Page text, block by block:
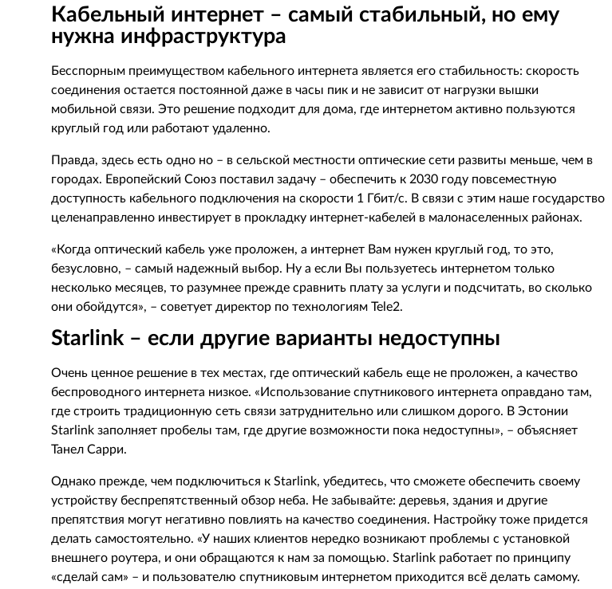
Кабельный интернет – самый стабильный, но ему
нужна инфраструктура
Бесспорным преимуществом кабельного интернета является его стабильность: скорость
соединения остается постоянной даже в часы пик и не зависит от нагрузки вышки
мобильной связи. Это решение подходит для дома, где интернетом активно пользуются
круглый год или работают удаленно.
Правда, здесь есть одно но – в сельской местности оптические сети развиты меньше, чем в
городах. Европейский Союз поставил задачу – обеспечить к 2030 году повсеместную
доступность кабельного подключения на скорости 1 Гбит/с. В связи с этим наше государство
целенаправленно инвестирует в прокладку интернет-кабелей в малонаселенных районах.
«Когда оптический кабель уже проложен, а интернет Вам нужен круглый год, то это,
безусловно, – самый надежный выбор. Ну а если Вы пользуетесь интернетом только
несколько месяцев, то разумнее прежде сравнить плату за услуги и подсчитать, во сколько
они обойдутся», – советует директор по технологиям Tele2.
Starlink – если другие варианты недоступны
Очень ценное решение в тех местах, где оптический кабель еще не проложен, а качество
беспроводного интернета низкое. «Использование спутникового интернета оправдано там,
где строить традиционную сеть связи затруднительно или слишком дорого. В Эстонии
Starlink заполняет пробелы там, где другие возможности пока недоступны», – объясняет
Танел Сарри.
Однако прежде, чем подключиться к Starlink, убедитесь, что сможете обеспечить своему
устройству беспрепятственный обзор неба. Не забывайте: деревья, здания и другие
препятствия могут негативно повлиять на качество соединения. Настройку тоже придется
делать самостоятельно. «У наших клиентов нередко возникают проблемы с установкой
внешнего роутера, и они обращаются к нам за помощью. Starlink работает по принципу
«сделай сам» – и пользователю спутниковым интернетом приходится всё делать самому.